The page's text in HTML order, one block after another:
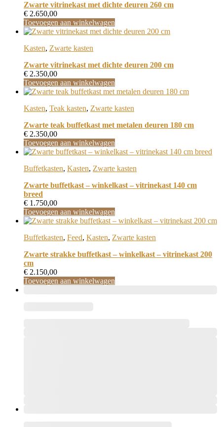
Zwarte vitrinekast met dichte deuren 260 cm
€ 2.650,00
Toevoegen aan winkelwagen
Kasten, Zwarte kasten
Zwarte vitrinekast met dichte deuren 200 cm
€ 2.350,00
Toevoegen aan winkelwagen
Kasten, Teak kasten, Zwarte kasten
Zwarte teak buffetkast met metalen deuren 180 cm
€ 2.350,00
Toevoegen aan winkelwagen
Buffetkasten, Kasten, Zwarte kasten
Zwarte buffetkast – winkelkast – vitrinekast 140 cm
breed
€ 1.750,00
Toevoegen aan winkelwagen
Buffetkasten, Feed, Kasten, Zwarte kasten
Zwarte strakke buffetkast – winkelkast – vitrinekast 200
cm
€ 2.150,00
Toevoegen aan winkelwagen